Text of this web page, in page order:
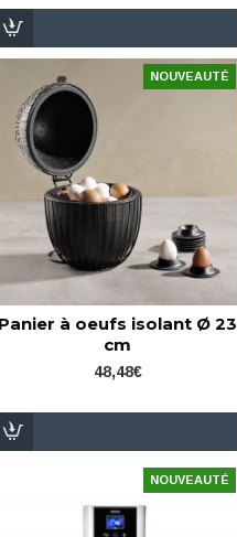
NOUVEAUTÉ
à oeufs isolant Ø 23
cm
48,48€
NOUVEAUTÉ